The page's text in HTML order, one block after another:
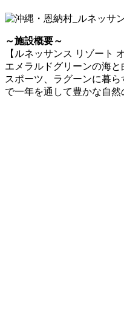
～施設概要～
【ルネッサンス リゾート
エメラルドグリーンの海
スポーツ、ラグーンに暮
で一年を通して豊かな自然